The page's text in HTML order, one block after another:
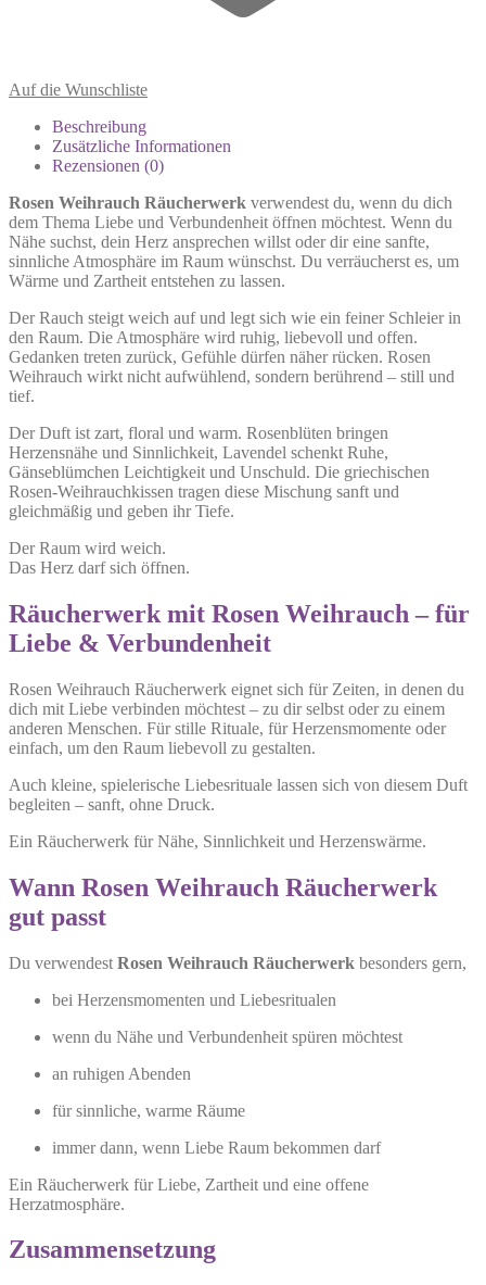
Auf die Wunschliste
Beschreibung
Zusätzliche Informationen
Rezensionen (0)
Rosen Weihrauch Räucherwerk verwendest du, wenn du dich
dem Thema Liebe und Verbundenheit öffnen möchtest. Wenn du
Nähe suchst, dein Herz ansprechen willst oder dir eine sanfte,
sinnliche Atmosphäre im Raum wünschst. Du verräucherst es, um
Wärme und Zartheit entstehen zu lassen.
Der Rauch steigt weich auf und legt sich wie ein feiner Schleier in
den Raum. Die Atmosphäre wird ruhig, liebevoll und offen.
Gedanken treten zurück, Gefühle dürfen näher rücken. Rosen
Weihrauch wirkt nicht aufwühlend, sondern berührend – still und
tief.
Der Duft ist zart, floral und warm. Rosenblüten bringen
Herzensnähe und Sinnlichkeit, Lavendel schenkt Ruhe,
Gänseblümchen Leichtigkeit und Unschuld. Die griechischen
Rosen-Weihrauchkissen tragen diese Mischung sanft und
gleichmäßig und geben ihr Tiefe.
Der Raum wird weich.
Das Herz darf sich öffnen.
Räucherwerk mit Rosen Weihrauch – für
Liebe & Verbundenheit
Rosen Weihrauch Räucherwerk eignet sich für Zeiten, in denen du
dich mit Liebe verbinden möchtest – zu dir selbst oder zu einem
anderen Menschen. Für stille Rituale, für Herzensmomente oder
einfach, um den Raum liebevoll zu gestalten.
Auch kleine, spielerische Liebesrituale lassen sich von diesem Duft
begleiten – sanft, ohne Druck.
Ein Räucherwerk für Nähe, Sinnlichkeit und Herzenswärme.
Wann Rosen Weihrauch Räucherwerk
gut passt
Du verwendest Rosen Weihrauch Räucherwerk besonders gern,
bei Herzensmomenten und Liebesritualen
wenn du Nähe und Verbundenheit spüren möchtest
an ruhigen Abenden
für sinnliche, warme Räume
immer dann, wenn Liebe Raum bekommen darf
Ein Räucherwerk für Liebe, Zartheit und eine offene
Herzatmosphäre.
Zusammensetzung